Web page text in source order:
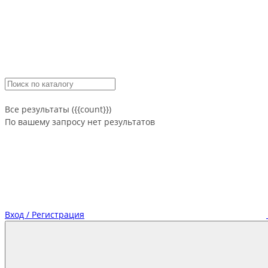
Все результаты ({{count}})
По вашему запросу нет результатов
Вход / Регистрация